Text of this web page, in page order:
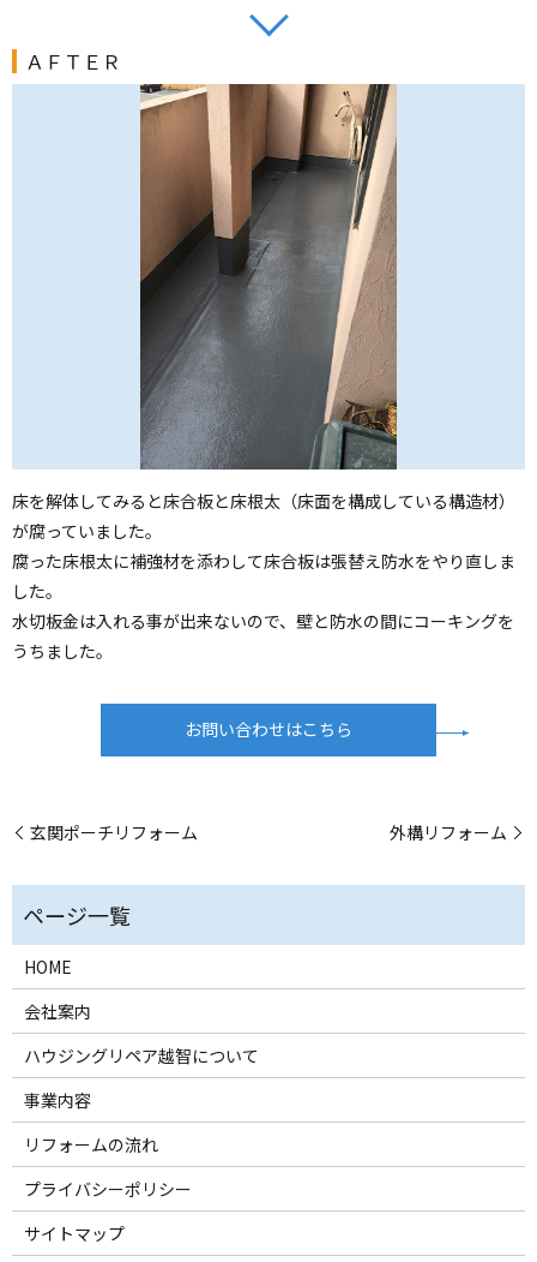
ＡＦＴＥＲ
床を解体してみると床合板と床根太（床面を構成している構造材）
が腐っていました。
腐った床根太に補強材を添わして床合板は張替え防水をやり直しま
した。
水切板金は入れる事が出来ないので、壁と防水の間にコーキングを
うちました。
お問い合わせはこちら
玄関ポーチリフォーム 外構リフォーム
HOME
会社案内
ハウジングリペア越智について
事業内容
リフォームの流れ
プライバシーポリシー
サイトマップ